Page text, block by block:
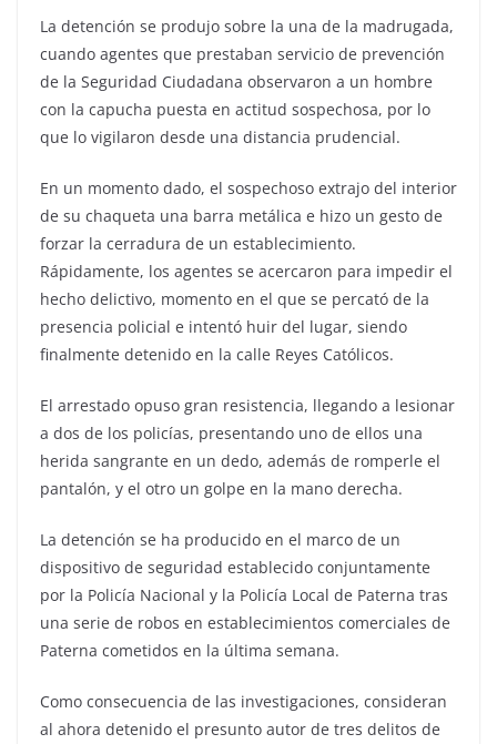
La detención se produjo sobre la una de la madrugada,
cuando agentes que prestaban servicio de prevención
de la Seguridad Ciudadana observaron a un hombre
con la capucha puesta en actitud sospechosa, por lo
que lo vigilaron desde una distancia prudencial.
En un momento dado, el sospechoso extrajo del interior
de su chaqueta una barra metálica e hizo un gesto de
forzar la cerradura de un establecimiento.
Rápidamente, los agentes se acercaron para impedir el
hecho delictivo, momento en el que se percató de la
presencia policial e intentó huir del lugar, siendo
finalmente detenido en la calle Reyes Católicos.
El arrestado opuso gran resistencia, llegando a lesionar
a dos de los policías, presentando uno de ellos una
herida sangrante en un dedo, además de romperle el
pantalón, y el otro un golpe en la mano derecha.
La detención se ha producido en el marco de un
dispositivo de seguridad establecido conjuntamente
por la Policía Nacional y la Policía Local de Paterna tras
una serie de robos en establecimientos comerciales de
Paterna cometidos en la última semana.
Como consecuencia de las investigaciones, consideran
al ahora detenido el presunto autor de tres delitos de